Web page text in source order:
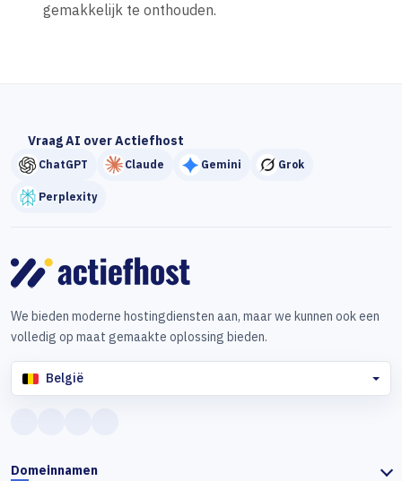
gemakkelijk te onthouden.
Vraag AI over Actiefhost
ChatGPT Claude Gemini Grok
Perplexity
We bieden moderne hostingdiensten aan, maar we kunnen ook een
volledig op maat gemaakte oplossing bieden.
België
Domeinnamen